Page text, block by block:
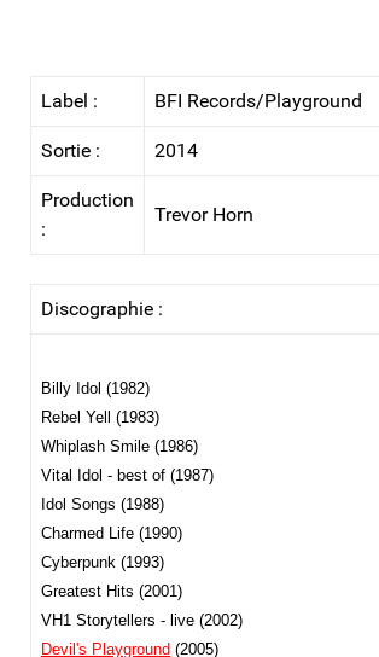
Label : BFI Records/Playground
Sortie : 2014
Production
:
Trevor Horn
Discographie :
Billy Idol (1982)
Rebel Yell (1983)
Whiplash Smile (1986)
Vital Idol - best of (1987)
Idol Songs (1988)
Charmed Life (1990)
Cyberpunk (1993)
Greatest Hits (2001)
VH1 Storytellers - live (2002)
Devil's Playground (2005)